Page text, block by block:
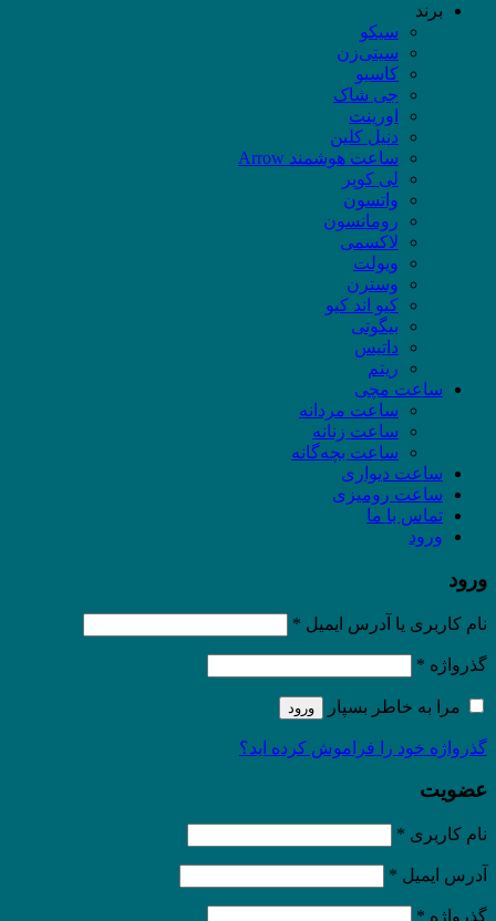
برند
سیکو
سیتی‌زن
کاسیو
جی شاک
اورینت
دنیل کلین
ساعت هوشمند Arrow
لی کوپر
واتسون
رومانسون
لاکسمی
ویولت
وسترن
کیو اند کیو
بیگوتی
داتیس
ریتم
ساعت مچی
ساعت مردانه
ساعت زنانه
ساعت بچه‌گانه
ساعت دیواری
ساعت رومیزی
تماس با ما
ورود
ورود
نام کاربری یا آدرس ایمیل *
گذرواژه *
مرا به خاطر بسپار ورود
گذرواژه خود را فراموش کرده اید؟
عضویت
نام کاربری *
آدرس ایمیل *
گذرواژه *